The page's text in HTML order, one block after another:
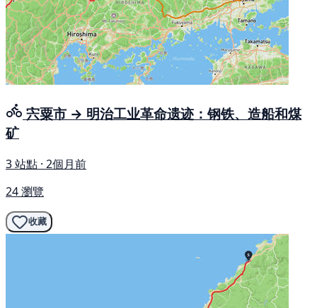
宍粟市 → 明治工业革命遗迹：钢铁、造船和煤
矿
3 站點 · 2個月前
24 瀏覽
收藏